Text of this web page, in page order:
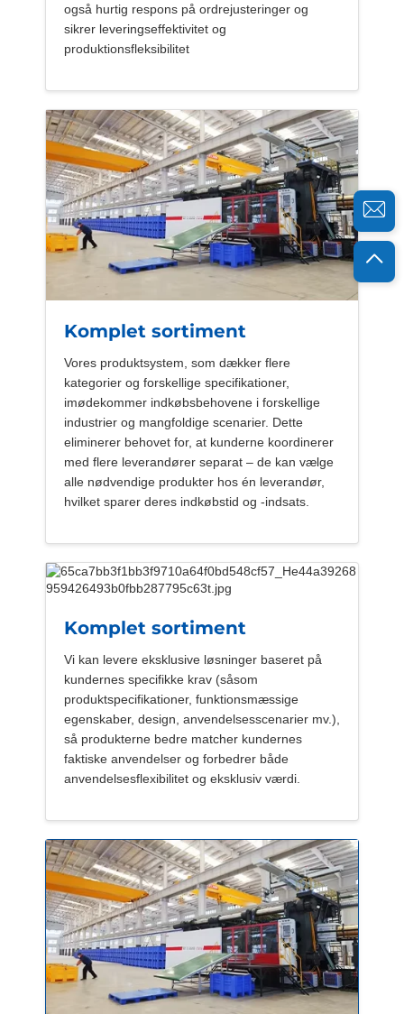
også hurtig respons på ordrejusteringer og
sikrer leveringseffektivitet og
produktionsfleksibilitet
Komplet sortiment
Vores produktsystem, som dækker flere
kategorier og forskellige specifikationer,
imødekommer indkøbsbehovene i forskellige
industrier og mangfoldige scenarier. Dette
eliminerer behovet for, at kunderne koordinerer
med flere leverandører separat – de kan vælge
alle nødvendige produkter hos én leverandør,
hvilket sparer deres indkøbstid og -indsats.
Komplet sortiment
Vi kan levere eksklusive løsninger baseret på
kundernes specifikke krav (såsom
produktspecifikationer, funktionsmæssige
egenskaber, design, anvendelsesscenarier mv.),
så produkterne bedre matcher kundernes
faktiske anvendelser og forbedrer både
anvendelsesflexibilitet og eksklusiv værdi.